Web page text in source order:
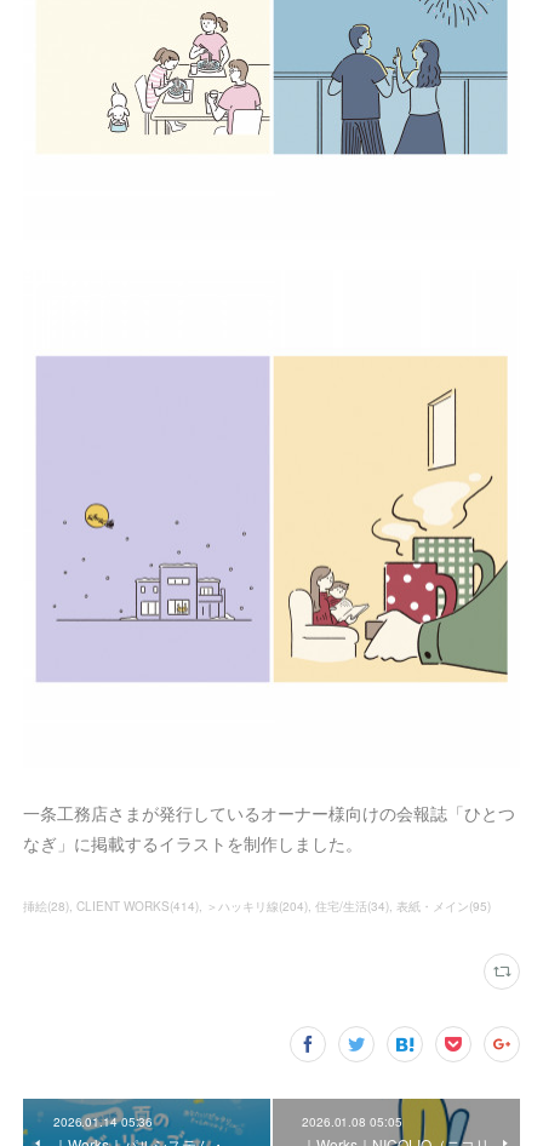
一条工務店さまが発行しているオーナー様向けの会報誌「ひとつ
なぎ」に掲載するイラストを制作しました。
挿絵(28) CLIENT WORKS(414) ＞ハッキリ線(204) 住宅/生活(34) 表紙・メイン(95)
2026.01.14 05:36 2026.01.08 05:05